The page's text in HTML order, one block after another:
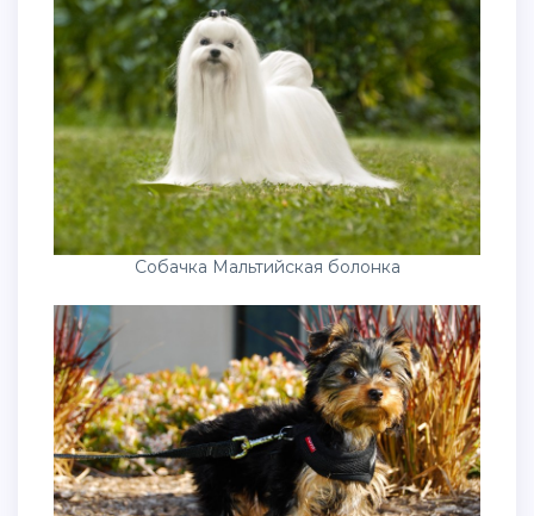
Собачка Мальтийская болонка